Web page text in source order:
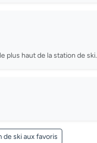
plus haut de la station de ski.
ski aux favoris